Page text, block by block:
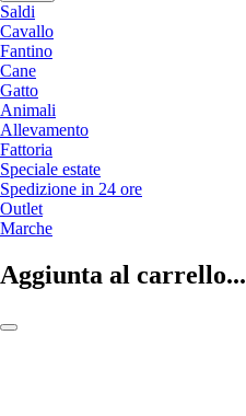
Saldi
Cavallo
Fantino
Cane
Gatto
Animali
Allevamento
Fattoria
Speciale estate
Spedizione in 24 ore
Outlet
Marche
Aggiunta al carrello...